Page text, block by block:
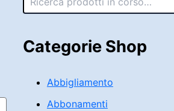
Categorie Shop
Abbigliamento
Abbonamenti